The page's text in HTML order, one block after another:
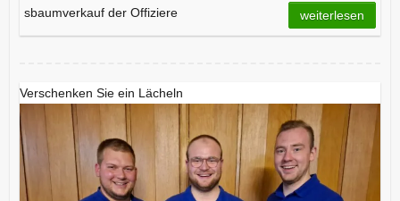
sbaumverkauf der Offiziere
weiterlesen
Verschenken Sie ein Lächeln